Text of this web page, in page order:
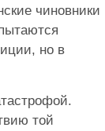
чиновники
но в
той